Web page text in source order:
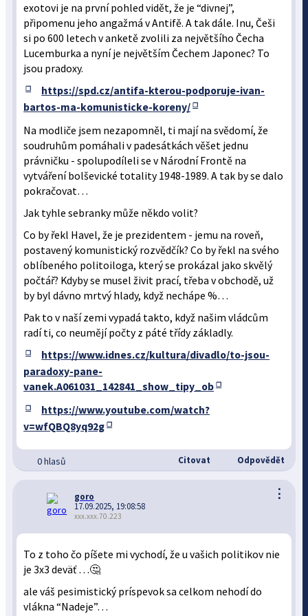
exotovi je na první pohled vidět, že je “divnej”,
připomenu jeho angažmá v Antifě. A tak dále. Inu, Češi
si po 600 letech v anketě zvolili za největšího Čecha
Lucemburka a nyní je největším Čechem Japonec? To
jsou pradoxy.
https://spd.cz/antifa-kterou-podporuje-ivan-
bartos-ma-komunisticke-koreny/
Na modliče jsem nezapomněl, ti mají na svědomí, že
soudruhům pomáhali v padesátkách věšet jednu
právničku - spolupodíleli se v Národní Frontě na
vytváření bolševické totality 1948-1989. A tak by se dalo
pokračovat…
Jak tyhle sebranky může někdo volit?
Co by řekl Havel, že je prezidentem - jemu na roveň,
postavený komunistický rozvědčík? Co by řekl na svého
oblíbeného politoiloga, který se prokázal jako skvělý
počtář? Kdyby se musel živit prací, třeba v obchodě, už
by byl dávno mrtvý hlady, když nechápe %…
Pak to v naší zemi vypadá takto, když našim vládcům
radí ti, co neumějí počty z páté třídy základly.
https://www.idnes.cz/kultura/divadlo/to-jsou-
paradoxy-pane-
vanek.A061031_142841_show_tipy_ob
https://www.youtube.com/watch?
v=wfQBQ8yq92g
0 hlasů Citovat Odpovědět
⋮
goro
17.09.2025, 19:08:58
xxx.xxx.70.223
To z toho čo píšete mi vychodí, že u vašich politikov nie
je 3x3 deväť …🤔
ale váš pesimistický príspevok sa celkom nehodí do
vlákna “Nadeje”…